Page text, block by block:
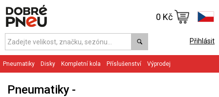
Přihlásit
0 Kč
Pneumatiky Disky Kompletní kola Příslušenství Výprodej
Pneumatiky